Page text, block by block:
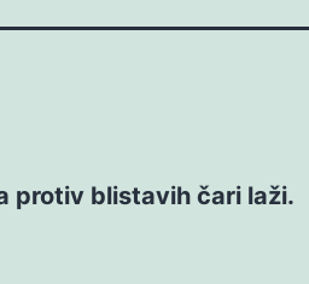
protiv blistavih čari laži.